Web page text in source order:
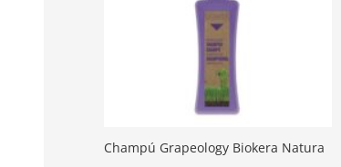
Champú Grapeology Biokera Natura